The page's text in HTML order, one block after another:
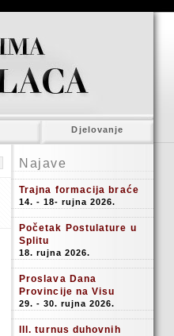
Djelovanje
Najave
Trajna formacija braće
14. - 18- rujna 2026.
Početak Postulature u
Splitu
18. rujna 2026.
Proslava Dana
Provincije na Visu
29. - 30. rujna 2026.
III. turnus duhovnih